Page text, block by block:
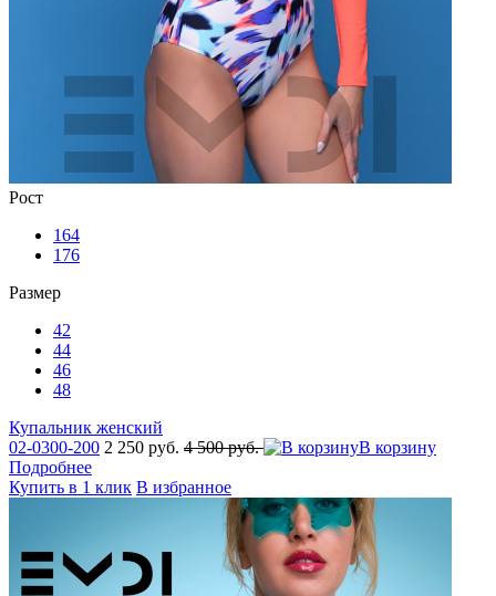
Рост
164
176
Размер
42
44
46
48
Купальник женский
02-0300-200 2 250 руб. 4 500 руб.
В корзину
Подробнее
Купить в 1 клик В избранное